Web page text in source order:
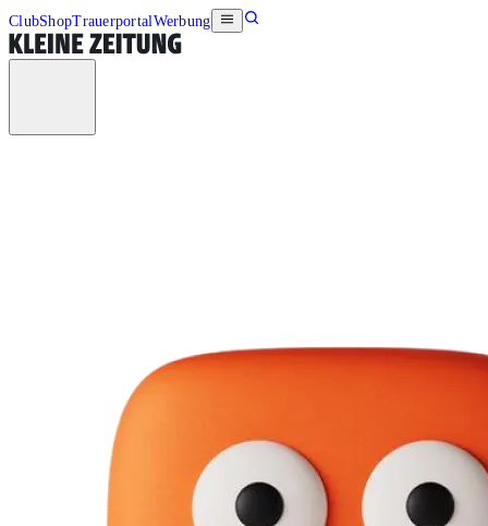
ClubShopTrauerportalWerbung